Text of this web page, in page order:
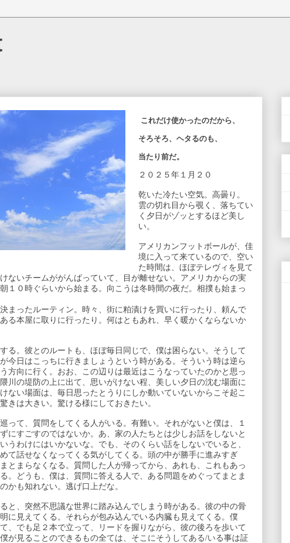
これだけ使かったのだから、
そろそろ、ヘタるのも、
当たり前だ。
２０２５年１月２０
乾いた冷たい空気。高曇り。
雲の切れ目から覗く、落ちてい
く夕日がゾッとするほど美し
い。
アメリカンフットボールが、佳
境に入って来ているので、空い
た時間は、ほぼテレヴィを見て
ないチームががんばっていて、目が離せない。アメリカからの実
１０時ぐらいから始まる。向こうは冬時間の夜だ。相撲も始まっ
まったルーティン。時々、街に粕漬けを買いに行ったり、頼んで
る本屋に取りに行ったり。何はともあれ、早く暖かくならないか
る。彼とのルートも、ほぼ毎日同じで、僕は困らない。そうして
今日はこっちに行きましょうという時がある。そういう時は逆ら
方向に行く。おお、この辺りは最近はこうなっていたのかと思っ
川の堤防の上に出て、思いがけない程、美しい夕日の沈む場面に
ない場面は、毎日思ったとうりにしか動いていないからこそ起こ
きは大きい。驚ける様にしておきたい。
って、質問をしてくる人がいる。有難い。それがないと僕は、１
にすごすのではないか。あ、家の人たちとは少しお話をしないと
うわけにはいかないな。でも、そのくらい話をしないでいると、
て話せなくなってくる気がしてくる。頭の中が勝手に進みすぎ
とまらなくなる。質問した人が帰ってから、あれも、これもあっ
。どうも、僕は、質問に答える人で、ある問題をめぐってまとま
かも知れない。逃げ口上だな。
と、突然不思議な世界に踏み込んでしまう時がある。彼の中の骨
に見えてくる。それらが包み込んでいる内臓も見えてくる。僕
、でも足２本で立って、リードを握りながら、彼の後ろを歩いて
が見ることのできるもの全ては、そこにそうしてある/いる事は証